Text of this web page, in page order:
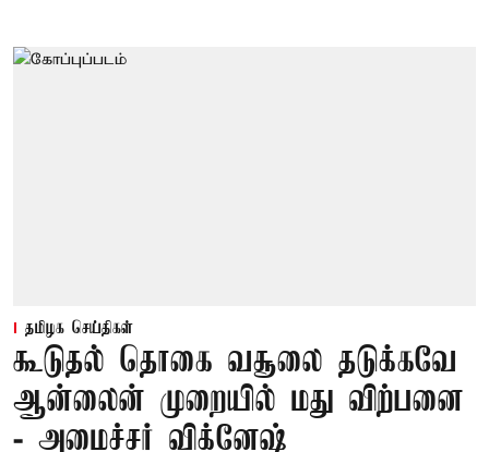
தமிழக செய்திகள்
கூடுதல் தொகை வசூலை தடுக்கவே
ஆன்லைன் முறையில் மது விற்பனை
- அமைச்சர் விக்னேஷ்